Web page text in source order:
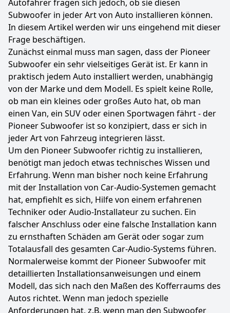
Autofahrer fragen sich jedoch, ob sie diesen
Subwoofer in jeder Art von Auto installieren können.
In diesem Artikel werden wir uns eingehend mit dieser
Frage beschäftigen.
Zunächst einmal muss man sagen, dass der Pioneer
Subwoofer ein sehr vielseitiges Gerät ist. Er kann in
praktisch jedem Auto installiert werden, unabhängig
von der Marke und dem Modell. Es spielt keine Rolle,
ob man ein kleines oder großes Auto hat, ob man
einen Van, ein SUV oder einen Sportwagen fährt - der
Pioneer Subwoofer ist so konzipiert, dass er sich in
jeder Art von Fahrzeug integrieren lässt.
Um den Pioneer Subwoofer richtig zu installieren,
benötigt man jedoch etwas technisches Wissen und
Erfahrung. Wenn man bisher noch keine Erfahrung
mit der Installation von Car-Audio-Systemen gemacht
hat, empfiehlt es sich, Hilfe von einem erfahrenen
Techniker oder Audio-Installateur zu suchen. Ein
falscher Anschluss oder eine falsche Installation kann
zu ernsthaften Schäden am Gerät oder sogar zum
Totalausfall des gesamten Car-Audio-Systems führen.
Normalerweise kommt der Pioneer Subwoofer mit
detaillierten Installationsanweisungen und einem
Modell, das sich nach den Maßen des Kofferraums des
Autos richtet. Wenn man jedoch spezielle
Anforderungen hat, z.B. wenn man den Subwoofer